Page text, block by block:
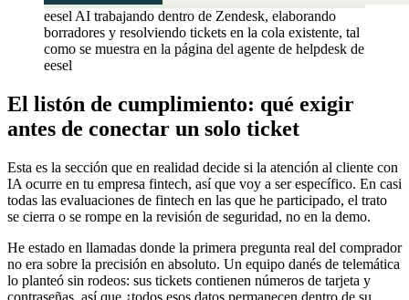
eesel AI trabajando dentro de Zendesk, elaborando
borradores y resolviendo tickets en la cola existente, tal
como se muestra en la página del agente de helpdesk de
eesel
El listón de cumplimiento: qué exigir
antes de conectar un solo ticket
Esta es la sección que en realidad decide si la atención al cliente con
IA ocurre en tu empresa fintech, así que voy a ser específico. En casi
todas las evaluaciones de fintech en las que he participado, el trato
se cierra o se rompe en la revisión de seguridad, no en la demo.
He estado en llamadas donde la primera pregunta real del comprador
no era sobre la precisión en absoluto. Un equipo danés de telemática
lo planteó sin rodeos: sus tickets contienen números de tarjeta y
contraseñas, así que ¿todos esos datos permanecen dentro de su